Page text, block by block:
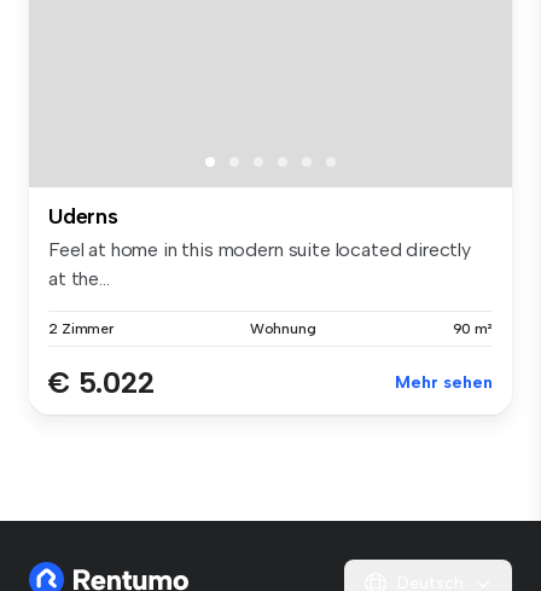
Uderns
Feel at home in this modern suite located directly
at the...
2 Zimmer Wohnung 90 m²
€ 5.022 Mehr sehen